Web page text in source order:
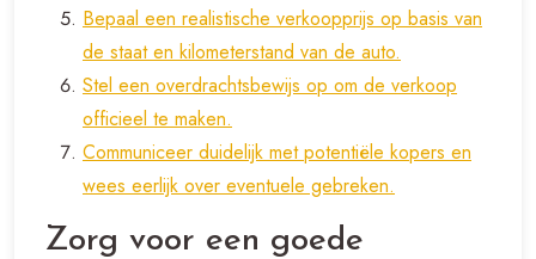
Bepaal een realistische verkoopprijs op basis van
de staat en kilometerstand van de auto.
Stel een overdrachtsbewijs op om de verkoop
officieel te maken.
Communiceer duidelijk met potentiële kopers en
wees eerlijk over eventuele gebreken.
Zorg voor een goede